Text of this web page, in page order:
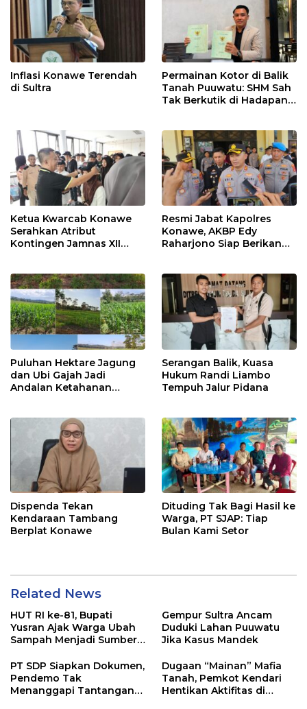
Inflasi Konawe Terendah
di Sultra
Permainan Kotor di Balik
Tanah Puuwatu: SHM Sah
Tak Berkutik di Hadapan
Ketua Kwarcab Konawe
Serahkan Atribut
Kontingen Jamnas XII
Resmi Jabat Kapolres
Konawe, AKBP Edy
Raharjono Siap Berikan
Puluhan Hektare Jagung
dan Ubi Gajah Jadi
Andalan Ketahanan
Serangan Balik, Kuasa
Hukum Randi Liambo
Tempuh Jalur Pidana
Dispenda Tekan
Kendaraan Tambang
Berplat Konawe
Dituding Tak Bagi Hasil ke
Warga, PT SJAP: Tiap
Bulan Kami Setor
Related News
HUT RI ke-81, Bupati
Yusran Ajak Warga Ubah
Sampah Menjadi Sumber
Gempur Sultra Ancam
Duduki Lahan Puuwatu
Jika Kasus Mandek
PT SDP Siapkan Dokumen,
Pendemo Tak
Menanggapi Tantangan
Dugaan “Mainan” Mafia
Tanah, Pemkot Kendari
Hentikan Aktifitas di